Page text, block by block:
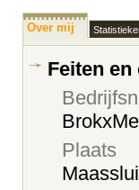
Over mij
Feiten
Plaats